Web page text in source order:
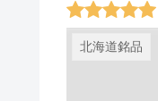
北海道銘品